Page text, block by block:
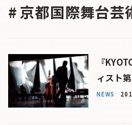
京都国際舞台芸
『
ィスト
NEWS